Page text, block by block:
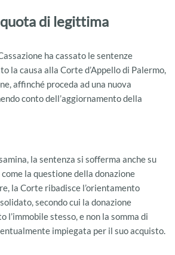
di legittima
ha cassato le sentenze
la causa alla Corte d’Appello di Palermo,
affinché proceda ad una nuova
conto dell’aggiornamento della
la sentenza si sofferma anche su
la questione della donazione
la Corte ribadisce l’orientamento
secondo cui la donazione
l’immobile stesso, e non la somma di
impiegata per il suo acquisto.